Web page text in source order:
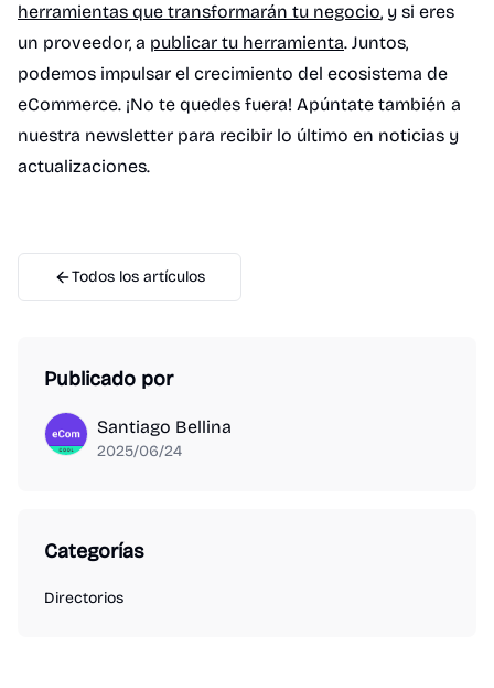
herramientas que transformarán tu negocio, y si eres
un proveedor, a publicar tu herramienta. Juntos,
podemos impulsar el crecimiento del ecosistema de
eCommerce. ¡No te quedes fuera! Apúntate también a
nuestra newsletter para recibir lo último en noticias y
actualizaciones.
Todos los artículos
Publicado por
Santiago Bellina
2025/06/24
Categorías
Directorios